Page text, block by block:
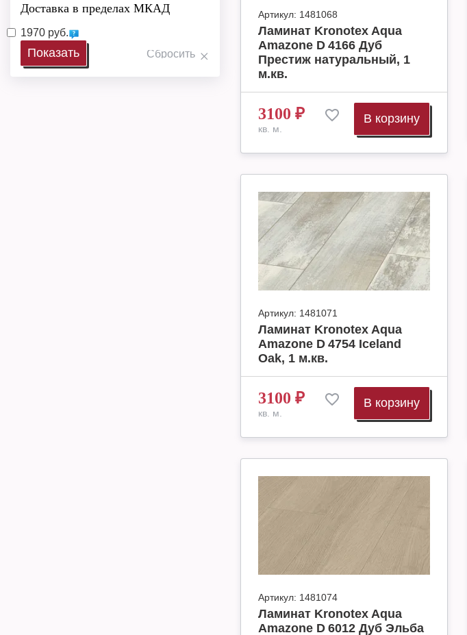
Доставка в пределах МКАД
1970 руб.
Артикул: 1481068
Ламинат Kronotex Aqua
Amazone D 4166 Дуб
Престиж натуральный, 1
м.кв.
3100 ₽
кв. м.
В корзину
Артикул: 1481071
Ламинат Kronotex Aqua
Amazone D 4754 Iceland
Oak, 1 м.кв.
3100 ₽
кв. м.
В корзину
Артикул: 1481074
Ламинат Kronotex Aqua
Amazone D 6012 Дуб Эльба